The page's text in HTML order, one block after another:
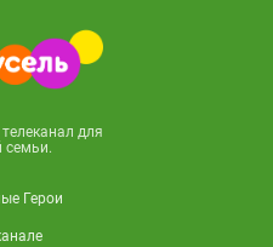
для
семьи.
Герои